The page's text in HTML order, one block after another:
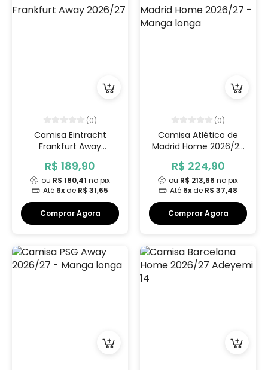
(0)
Camisa Eintracht
Frankfurt Away
R$ 189,90
ou R$ 180,41 no pix
Até 6xde R$ 31,65
Comprar Agora
(0)
Camisa Atlético de
Madrid Home 2026/27
R$ 224,90
ou R$ 213,66 no pix
Até 6xde R$ 37,48
Comprar Agora